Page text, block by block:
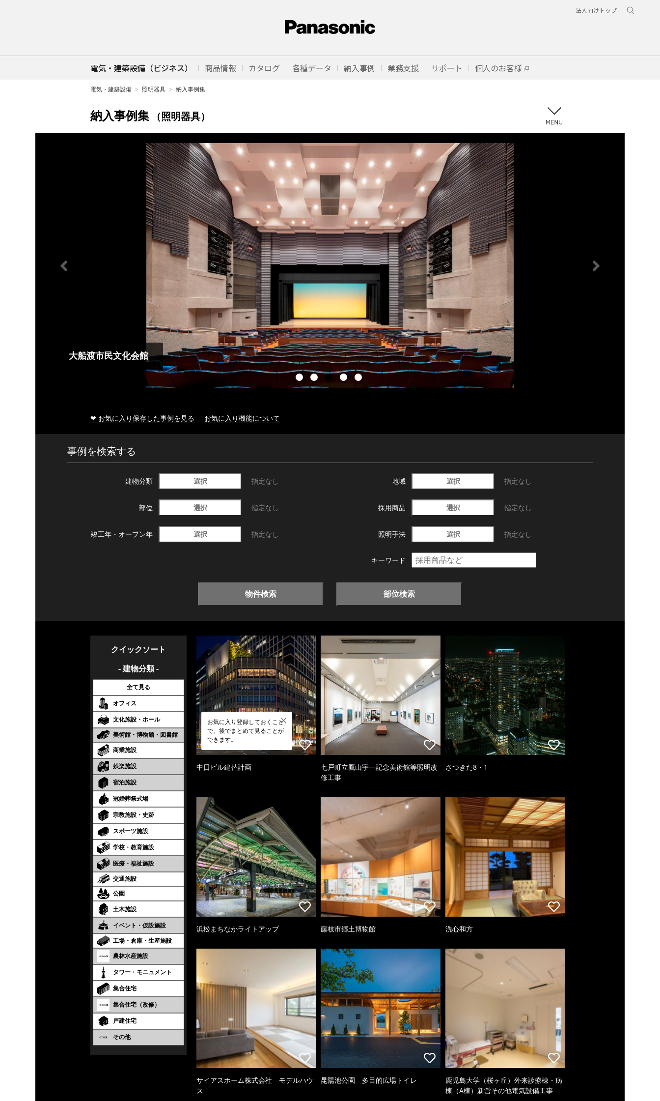
法人向けトップ
電気・建築設備（ビジネス） 商品情報 カタログ 各種データ 納入事例 業務支援 サポート 個人のお客様
電気・建築設備 照明器具 納入事例集
納入事例集 （照明器具）
大船渡市民文化会館
❤ お気に入り保存した事例を見る お気に入り機能について
事例を検索する
建物分類 選択 指定なし 地域 選択 指定なし
部位 選択 指定なし 採用商品 選択 指定なし
竣工年・ オープン年 選択 指定なし 照明手法 選択 指定なし
キーワード
物件検索 部位検索
クイックソート
- 建物分類 -
全て見る
オフィス
文化施設・ホール
美術館・博物館・図書館
商業施設
娯楽施設
宿泊施設
冠婚葬祭式場
宗教施設・史跡
スポーツ施設
学校・教育施設
医療・福祉施設
交通施設
公園
土木施設
イベント・仮設施設
工場・倉庫・生産施設
農林水産施設
タワー・モニュメント
集合住宅
集合住宅（改修）
戸建住宅
その他
お気に入り登録しておくこと
で、後でまとめて見ることが
できます。
中日ビル建替計画
七戸町立鷹山宇一記念美術館等照明改
修工事
さつきた8・1
浜松まちなかライトアップ 藤枝市郷土博物館 洗心和方
サイアスホーム株式会社 モデルハウ
ス
昆陽池公園 多目的広場トイレ
鹿児島大学（桜ヶ丘）外来診療棟・病
棟（A棟）新営その他電気設備工事